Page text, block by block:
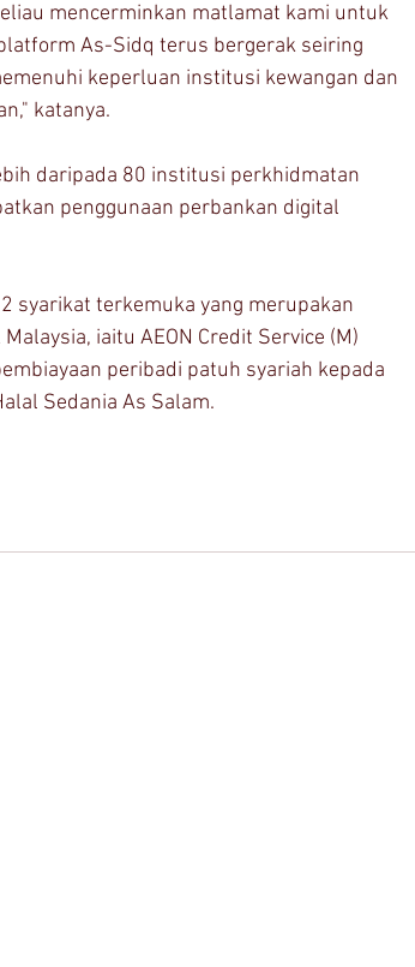
mencerminkan matlamat kami untuk
As-Sidq terus bergerak seiring
keperluan institusi kewangan dan
katanya.
daripada 80 institusi perkhidmatan
penggunaan perbankan digital
syarikat terkemuka yang merupakan
iaitu AEON Credit Service (M)
peribadi patuh syariah kepada
Sedania As Salam.